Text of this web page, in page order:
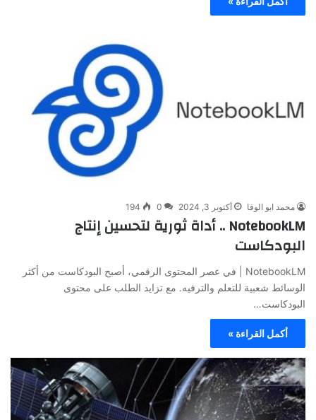
محمد ابو الوفا أكتوبر 3, 2024 0
194
NotebookLM .. أداة ثورية لتحسين إنتاج
البودكاست
NotebookLM | في عصر المحتوى الرقمي، أصبح البودكاست من أكثر
الوسائط شعبية للتعلم والترفيه. مع تزايد الطلب على محتوى
البودكاست…
أكمل القراءة »